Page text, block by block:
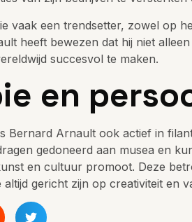
vaak een trendsetter, zowel op
heeft bewezen dat hij niet
succesvol te maken.
en
Bernard Arnault ook actief in
gedoneerd aan musea en
en cultuur promoot. Deze
gericht zijn op creativiteit en